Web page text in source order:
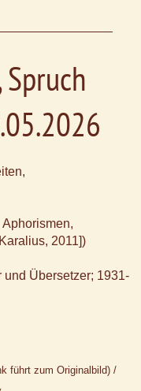
2011])
und Übersetzer; 1931-
führt zum Originalbild) /